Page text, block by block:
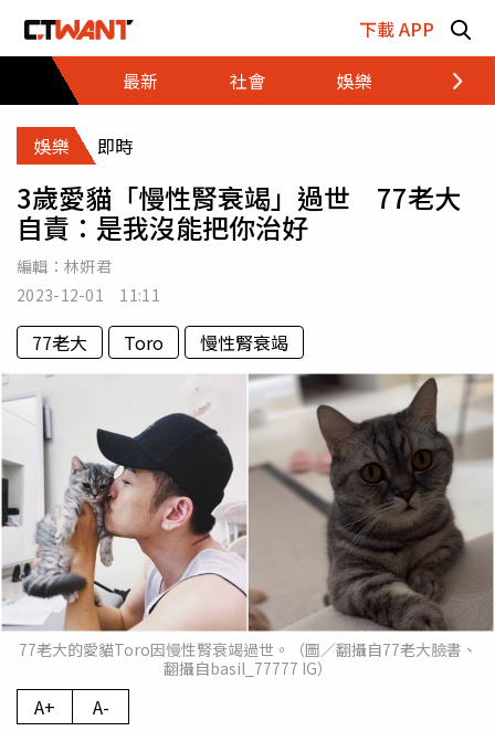
下載 APP
最新
社會 娛樂 財經
娛樂 即時
3歲愛貓「慢性腎衰竭」過世 77老大
自責：是我沒能把你治好
編輯： 林姸君
2023-12-01 11:11
77老大 Toro 慢性腎衰竭
77老大的愛貓Toro因慢性腎衰竭過世。（圖／翻攝自77老大臉書、
翻攝自basil_77777 IG）
A+ A-